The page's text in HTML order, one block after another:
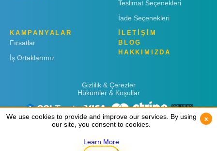
Teslimat Seçenekleri
İade Seçenekleri
KAMPANYALAR
Fırsatlar
İş Ortaklarımız
İLETİŞİM
BLOG
HAKKIMIZDA
Gizlilik & Çerezler
Hükümler & Koşullar
We use cookies to provide and improve our services. By using
our site, you consent to cookies.
Learn More
x
We use cookies to provide and improve our services. By using
our site, you consent to cookies.
Learn More
x